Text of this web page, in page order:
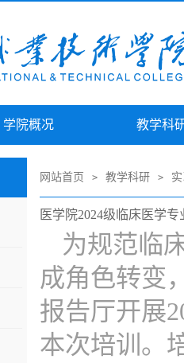
学院概况 教学科
网站首页 > 教学科研 >
医学院2024级临床医学
为规范临
成角色转变
报告厅开展
本次培训。